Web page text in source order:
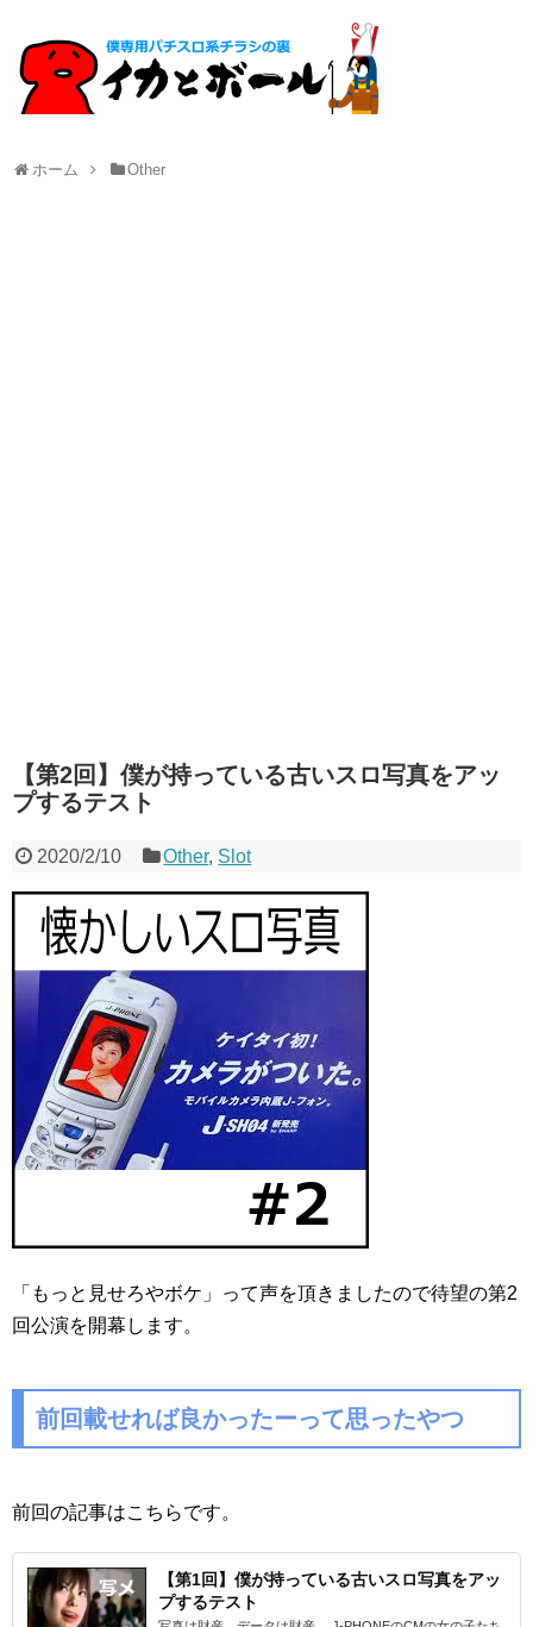
ホーム Other
【第2回】僕が持っている古いスロ写真をアッ
プするテスト
2020/2/10 Other, Slot
「もっと見せろやボケ」って声を頂きましたので待望の第2
回公演を開幕します。
前回載せれば良かったーって思ったやつ
前回の記事はこちらです。
【第1回】僕が持っている古いスロ写真をアッ
プするテスト